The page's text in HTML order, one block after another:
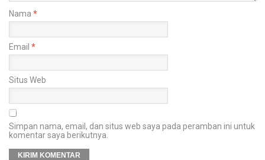
Nama *
Email *
Situs Web
Simpan nama, email, dan situs web saya pada peramban ini untuk
komentar saya berikutnya.